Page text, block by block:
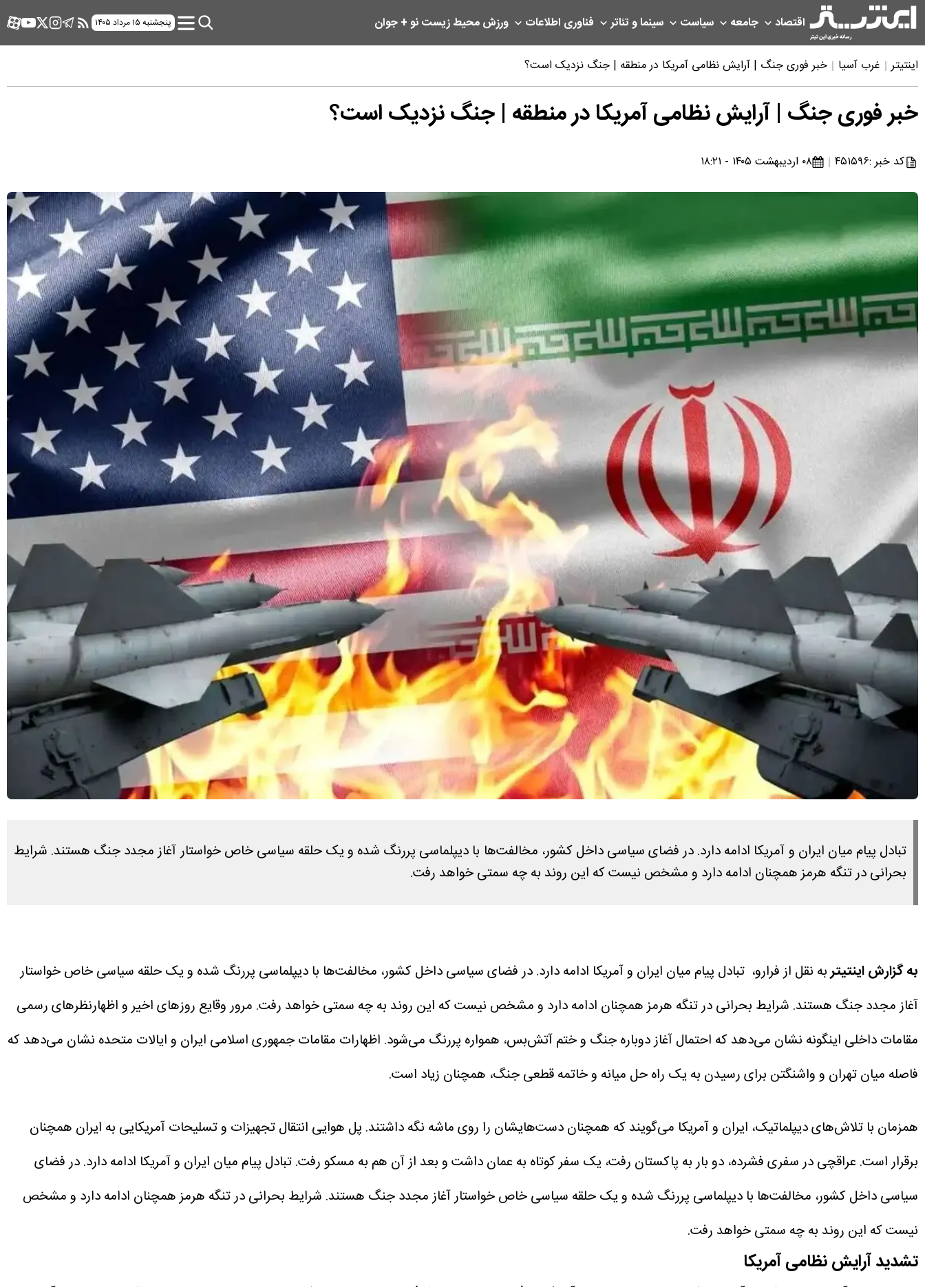
اقتصاد جامعه سیاست سینما و تئاتر فناوری اطلاعات ورزشمحیط زیستنو + جوان پنجشنبه ۱۵ مرداد ۱۴۰۵
اینتیتر غرب آسیا خبر فوری جنگ | آرایش نظامی آمریکا در منطقه | جنگ نزدیک است؟
خبر فوری جنگ | آرایش نظامی آمریکا در منطقه | جنگ نزدیک است؟
کد خبر :۴۵۱۵۹۶ ۰۸ اردیبهشت ۱۴۰۵ - ۱۸:۲۱
تبادل پیام میان ایران و آمریکا ادامه دارد. در فضای سیاسی داخل کشور، مخالفت‌ها با دیپلماسی پررنگ شده و یک حلقه سیاسی خاص خواستار آغاز مجدد جنگ هستند. شرایط
بحرانی در تنگه هرمز همچنان ادامه دارد و مشخص نیست که این روند به چه سمتی خواهد رفت.
به گزارش اینتیتربه نقل از فرارو، تبادل پیام میان ایران و آمریکا ادامه دارد. در فضای سیاسی داخل کشور، مخالفت‌ها با دیپلماسی پررنگ شده و یک حلقه سیاسی خاص خواستار
آغاز مجدد جنگ هستند. شرایط بحرانی در تنگه هرمز همچنان ادامه دارد و مشخص نیست که این روند به چه سمتی خواهد رفت. مرور وقایع روزهای اخیر و اظهارنظرهای رسمی
مقامات داخلی اینگونه نشان می‌دهد که احتمال آغاز دوباره جنگ و ختم آتش‌بس، همواره پررنگ می‌شود. اظهارات مقامات جمهوری اسلامی ایران و ایالات متحده نشان می‌دهد که
فاصله میان تهران و واشنگتن برای رسیدن به یک راه حل میانه و خاتمه قطعی جنگ، همچنان زیاد است.
همزمان با تلاش‌های دیپلماتیک، ایران و آمریکا می‌گویند که همچنان دست‌هایشان را روی ماشه نگه داشتند. پل هوایی انتقال تجهیزات و تسلیحات آمریکایی به ایران همچنان
برقرار است. عراقچی در سفری فشرده، دو بار به پاکستان رفت، یک سفر کوتاه به عمان داشت و بعد از آن هم به مسکو رفت. تبادل پیام میان ایران و آمریکا ادامه دارد. در فضای
سیاسی داخل کشور، مخالفت‌ها با دیپلماسی پررنگ شده و یک حلقه سیاسی خاص خواستار آغاز مجدد جنگ هستند. شرایط بحرانی در تنگه هرمز همچنان ادامه دارد و مشخص
نیست که این روند به چه سمتی خواهد رفت.
تشدید آرایش نظامی آمریکا